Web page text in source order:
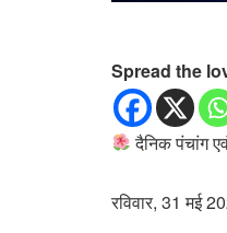
Spread the
दैनिक पंचांग
रविवार, 31 मई